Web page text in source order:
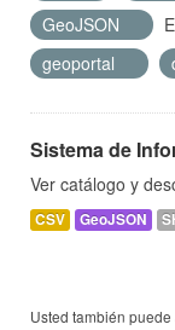
GeoJSON
geoportal
Sistema de
Ver catálogo y
CSV GeoJSON
Usted también